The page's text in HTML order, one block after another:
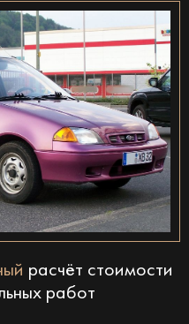
расчёт стоимости
работ